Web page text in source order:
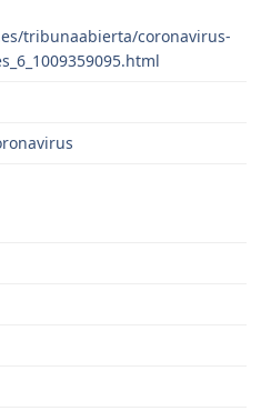
tribunaabierta/coronavirus-